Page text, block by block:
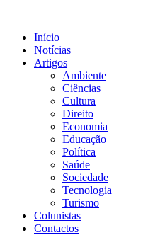
Início
Notícias
Artigos
Ambiente
Ciências
Cultura
Direito
Economia
Educação
Política
Saúde
Sociedade
Tecnologia
Turismo
Colunistas
Contactos